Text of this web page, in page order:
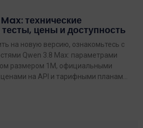
технические
тесты, цены и доступность
на новую версию, ознакомьтесь с
Qwen 3.8 Max: параметрами
размером 1M, официальными
ценами на API и тарифными планами